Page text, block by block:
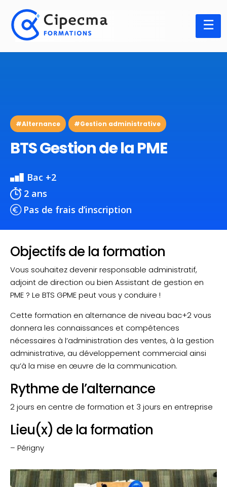
#Alternance #Gestion administrative
BTS Gestion de la PME
Bac +2
2 ans
Pas de frais d’inscription
Objectifs de la formation
Vous souhaitez devenir responsable administratif,
adjoint de direction ou bien Assistant de gestion en
PME ? Le BTS GPME peut vous y conduire !
Cette formation en alternance de niveau bac+2 vous
donnera les connaissances et compétences
nécessaires à l’administration des ventes, à la gestion
administrative, au développement commercial ainsi
qu’à la mise en œuvre de la communication.
Rythme de l’alternance
2 jours en centre de formation et 3 jours en entreprise
Lieu(x) de la formation
– Périgny